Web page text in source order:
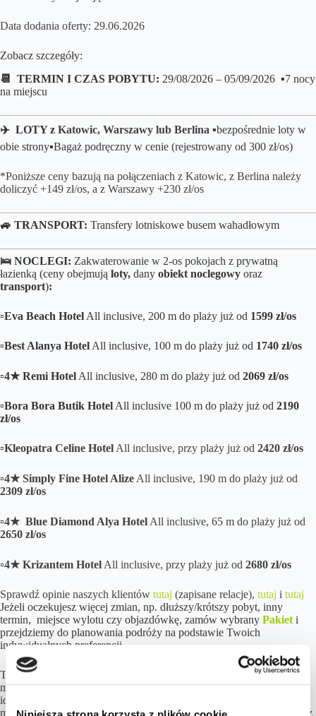
Data dodania oferty: 29.06.2026
Zobacz szczegóły:
📆 TERMIN I CZAS POBYTU: 29/08/2026 – 05/09/2026 ▪️7 nocy
na miejscu
✈️ LOTY z Katowic, Warszawy lub Berlina ▪️bezpośrednie loty w
obie strony▪️Bagaż podręczny w cenie (rejestrowany od 300 zł/os)
*Poniższe ceny bazują na połączeniach z Katowic, z Berlina należy
doliczyć +149 zł/os, a z Warszawy +230 zł/os
🚙 TRANSPORT: Transfery lotniskowe busem wahadłowym
🛌 NOCLEGI: Zakwaterowanie w 2-os pokojach z prywatną
łazienką (ceny obejmują loty, dany obiekt noclegowy oraz
transport):
▫️Eva Beach Hotel All inclusive, 200 m do plaży już od 1599 zł/os
▫️Best Alanya Hotel All inclusive, 100 m do plaży już od 1740 zł/os
▫️4★ Remi Hotel All inclusive, 280 m do plaży już od 2069 zł/os
▫️Bora Bora Butik Hotel All inclusive 100 m do plaży już od 2190
zł/os
▫️Kleopatra Celine Hotel All inclusive, przy plaży już od 2420 zł/os
▫️4★ Simply Fine Hotel Alize All inclusive, 190 m do plaży już od
2309 zł/os
▫️4★ Blue Diamond Alya Hotel All inclusive, 65 m do plaży już od
2650 zł/os
▫️4★ Krizantem Hotel All inclusive, przy plaży już od 2680 zł/os
Sprawdź opinie naszych klientów tutaj (zapisane relacje), tutaj i tutaj
Jeżeli oczekujesz więcej zmian, np. dłuższy/krótszy pobyt, inny
termin, miejsce wylotu czy objazdówkę, zamów wybrany Pakiet i
przejdziemy do planowania podróży na podstawie Twoich
indywidualnych preferencji.
Turcja w tym okresie gwarantuje doskonałą, stabilną pogodę z
mnóstwem słońca i wyjątkowo nagrzaną wodą w morzu, co czyni ją
idealnym wyborem na zakończenie letniego sezonu. To świetny
moment na beztroski wypoczynek, podczas którego bogata i słynąca z